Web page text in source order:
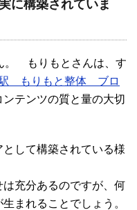
に構築されていま
。 もりもとさんは、す
もりもと整体 ブロ
テンツの質と量の大切
して構築されている様
充分あるのですが、何
まれることでしょう。